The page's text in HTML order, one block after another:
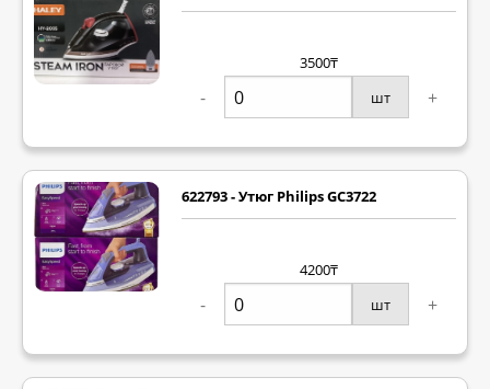
3500₸
- шт +
622793 - Утюг Philips GC3722
4200₸
- шт +